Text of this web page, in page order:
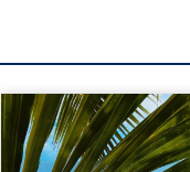
Au réveil, Pierre,
retraité, découvre qu’il
devenu une